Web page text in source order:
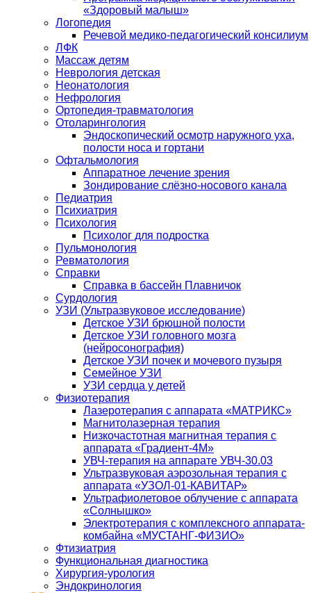
«Здоровый малыш»
Логопедия
Речевой медико-педагогический консилиум
ЛФК
Массаж детям
Неврология детская
Неонатология
Нефрология
Ортопедия-травматология
Отоларингология
Эндоскопический осмотр наружного уха,
полости носа и гортани
Офтальмология
Аппаратное лечение зрения
Зондирование слёзно-носового канала
Педиатрия
Психиатрия
Психология
Психолог для подростка
Пульмонология
Ревматология
Справки
Справка в бассейн Плавничок
Сурдология
УЗИ (Ультразвуковое исследование)
Детское УЗИ брюшной полости
Детское УЗИ головного мозга
(нейросонография)
Детское УЗИ почек и мочевого пузыря
Семейное УЗИ
УЗИ сердца у детей
Физиотерапия
Лазеротерапия с аппарата «МАТРИКС»
Магнитолазерная терапия
Низкочастотная магнитная терапия с
аппарата «Градиент-4М»
УВЧ-терапия на аппарате УВЧ-30.03
Ультразвуковая аэрозольная терапия с
аппарата «УЗОЛ-01-КАВИТАР»
Ультрафиолетовое облучение с аппарата
«Солнышко»
Электротерапия с комплексного аппарата-
комбайна «МУСТАНГ-ФИЗИО»
Фтизиатрия
Функциональная диагностика
Хирургия-урология
Эндокринология